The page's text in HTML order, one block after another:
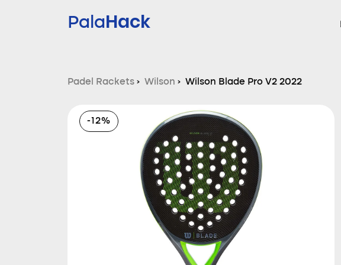
PalaHack
Padel Rackets › Wilson › Wilson Blade Pro V2 2022
-12%